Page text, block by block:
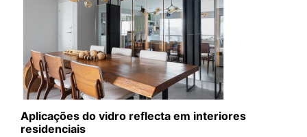
Aplicações do vidro reflecta em interiores
residenciais